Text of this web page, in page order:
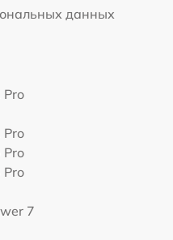
данных
Pro
Pro
Pro
Pro
7